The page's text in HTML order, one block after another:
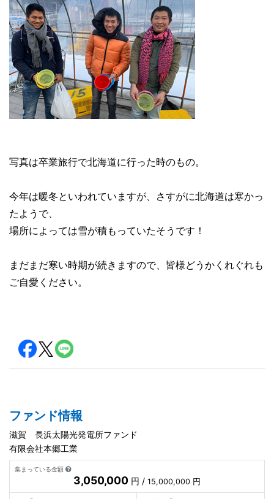
写真は卒業旅行で北海道に行った時のもの。
今年は暖冬といわれていますが、さすがに北海道は寒かっ
たようで、
場所によっては雪が積もっていたそうです！
まだまだ寒い時期が続きますので、皆様どうかくれぐれも
ご自愛ください。
ファンド情報
滋賀 長浜太陽光発電所ファンド
有限会社本郷工業
集まっている金額
3,050,000 円 / 15,000,000 円